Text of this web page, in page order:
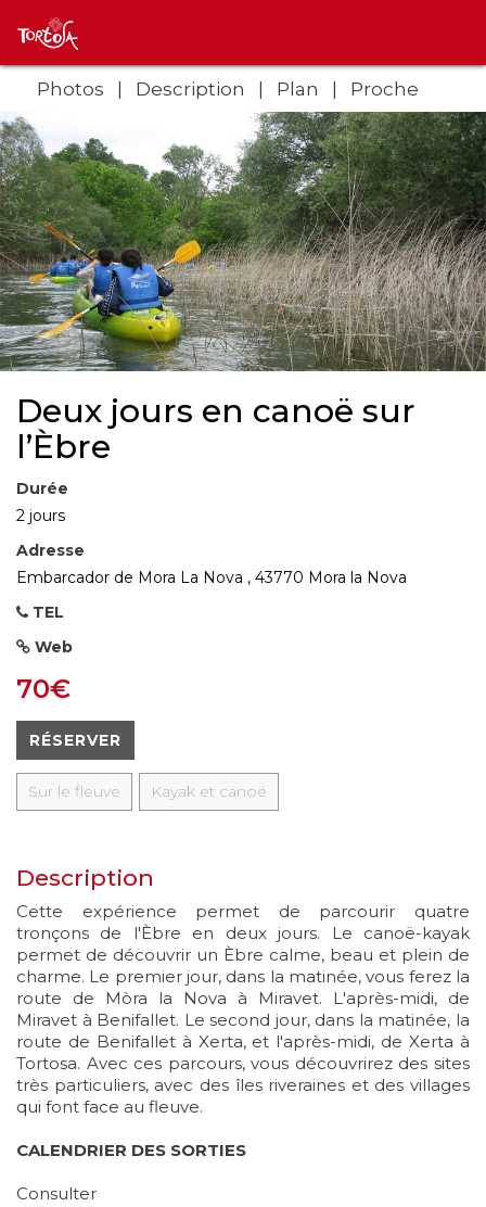
Photos Description Plan Proche
Deux jours en canoë sur
l’Èbre
Durée
2 jours
Adresse
Embarcador de Mora La Nova , 43770 Mora la Nova
TEL
Web
70€
RÉSERVER
Sur le fleuve Kayak et canoë
Description
Cette expérience permet de parcourir quatre
tronçons de l'Èbre en deux jours. Le canoë-kayak
permet de découvrir un Èbre calme, beau et plein de
charme. Le premier jour, dans la matinée, vous ferez la
route de Mòra la Nova à Miravet. L'après-midi, de
Miravet à Benifallet. Le second jour, dans la matinée, la
route de Benifallet à Xerta, et l'après-midi, de Xerta à
Tortosa. Avec ces parcours, vous découvrirez des sites
très particuliers, avec des îles riveraines et des villages
qui font face au fleuve.
CALENDRIER DES SORTIES
Consulter